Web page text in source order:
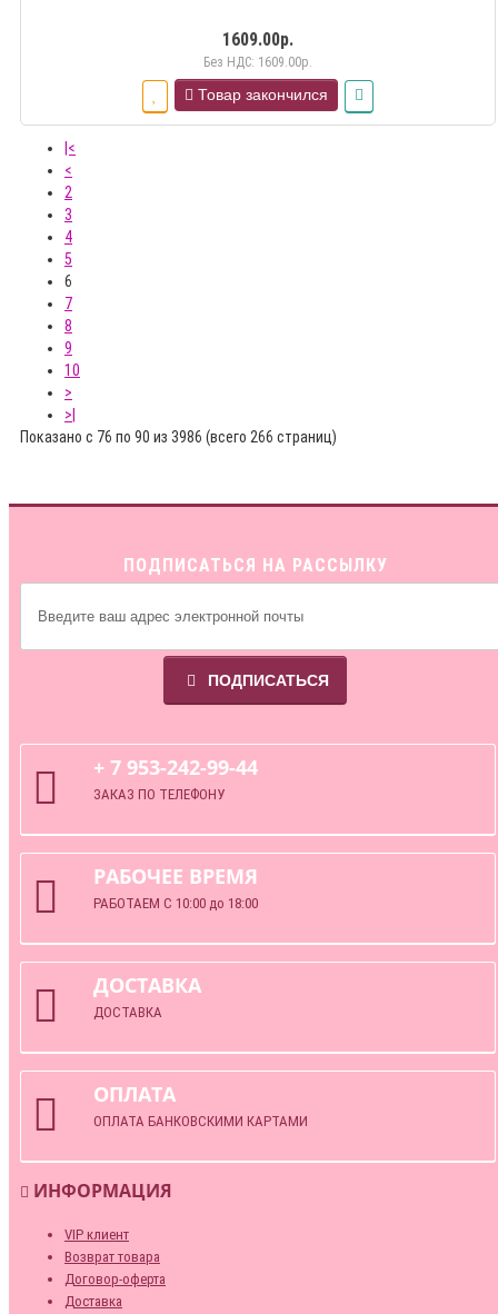
1609.00р.
Без НДС: 1609.00р.
Товар закончился
|<
<
2
3
4
5
6
7
8
9
10
>
>|
Показано с 76 по 90 из 3986 (всего 266 страниц)
ПОДПИСАТЬСЯ НА РАССЫЛКУ
ПОДПИСАТЬСЯ
+ 7 953-242-99-44
ЗАКАЗ ПО ТЕЛЕФОНУ
РАБОЧЕЕ ВРЕМЯ
РАБОТАЕМ С 10:00 до 18:00
ДОСТАВКА
ДОСТАВКА
ОПЛАТА
ОПЛАТА БАНКОВСКИМИ КАРТАМИ
ИНФОРМАЦИЯ
VIP клиент
Возврат товара
Договор-оферта
Доставка